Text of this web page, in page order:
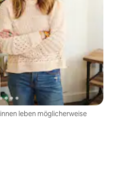
leben möglicherweise